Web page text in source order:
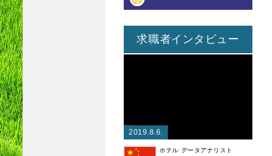
求職者インタビュー
2019.8.6.
ホテル データアナリスト